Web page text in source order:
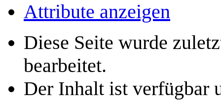
Attribute anzeigen
Diese Seite wurde
bearbeitet.
Der Inhalt ist verfügbar